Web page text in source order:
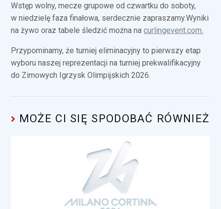
Wstęp wolny, mecze grupowe od czwartku do soboty,
w niedzielę faza finałowa, serdecznie zapraszamy.Wyniki
na żywo oraz tabele śledzić można nacurlingevent.com.
Przypominamy, że turniej eliminacyjny to pierwszy etap
wyboru naszej reprezentacji na turniej prekwalifikacyjny
do Zimowych Igrzysk Olimpijskich 2026.
MOŻE CI SIĘ SPODOBAĆ RÓWNIEŻ